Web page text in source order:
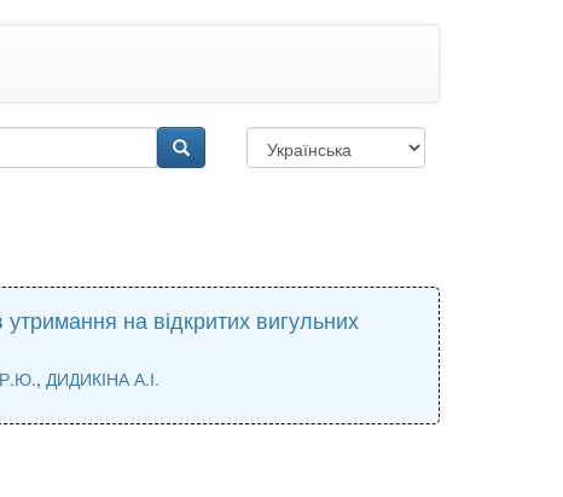
на відкритих вигульних
, ДИДИКІНА А.І.